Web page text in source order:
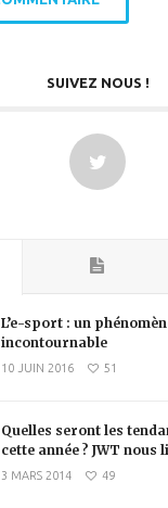
SUIVEZ NOUS !
L’e-sport : un
incontournable
10 JUIN 2016 51
Quelles seront les
cette année ? JWT nous
3 MARS 2014 49